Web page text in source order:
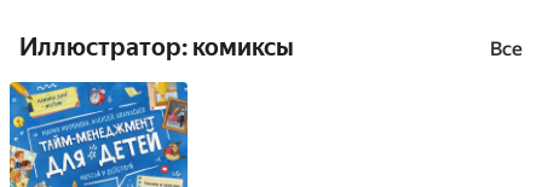
Иллюстратор: комиксы Все